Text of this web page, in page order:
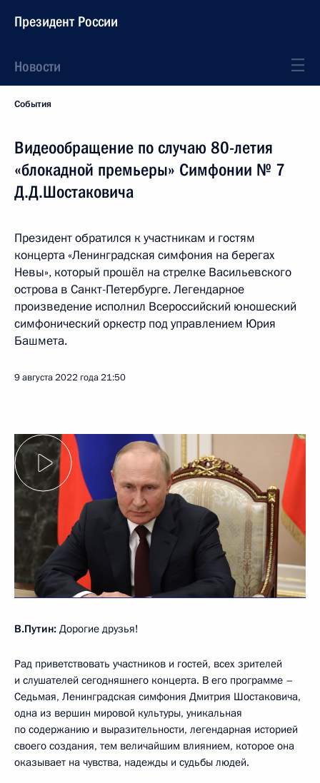
Президент России
Новости
События
Видеообращение по случаю 80-летия
«блокадной премьеры» Симфонии № 7
Д.Д.Шостаковича
Президент обратился к участникам и гостям
концерта «Ленинградская симфония на берегах
Невы», который прошёл на стрелке Васильевского
острова в Санкт-Петербурге. Легендарное
произведение исполнил Всероссийский юношеский
симфонический оркестр под управлением Юрия
Башмета.
9 августа 2022 года21:50
В.Путин: Дорогие друзья!
Рад приветствовать участников и гостей, всех зрителей
и слушателей сегодняшнего концерта. В его программе –
Седьмая, Ленинградская симфония Дмитрия Шостаковича,
одна из вершин мировой культуры, уникальная
по содержанию и выразительности, легендарная историей
своего создания, тем величайшим влиянием, которое она
оказывает на чувства, надежды и судьбы людей.